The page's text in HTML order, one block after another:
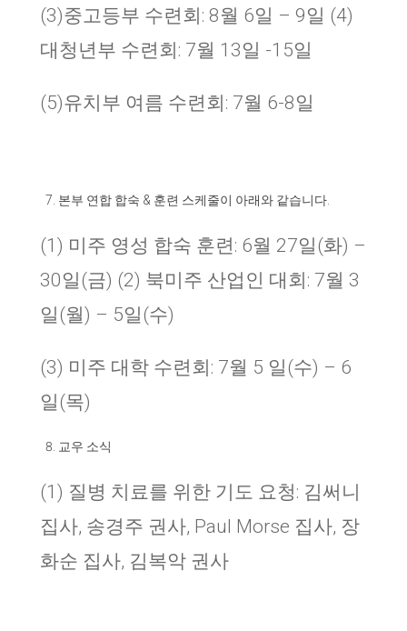
(3)중고등부 수련회: 8월 6일 – 9일 (4)
대청년부 수련회: 7월 13일 -15일
(5)유치부 여름 수련회: 7월 6-8일
본부 연합 합숙 & 훈련 스케줄이 아래와 같습니다
(1) 미주 영성 합숙 훈련: 6월 27일(화) –
30일(금) (2) 북미주 산업인 대회: 7월 3
일(월) – 5일(수)
(3) 미주 대학 수련회: 7월 5 일(수) – 6
일(목)
교우 소식
(1) 질병 치료를 위한 기도 요청: 김써니
집사, 송경주 권사, Paul Morse 집사, 장
화순 집사, 김복악 권사